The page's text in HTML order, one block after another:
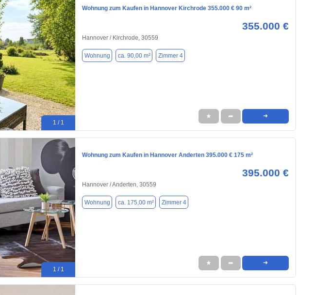
1 / 1
Wohnung zum Kaufen in Hannover Kirchrode 355.000 € 90 m²
355.000 €
Hannover / Kirchrode, 30559
Wohnung ca. 90,00 m² Zimmer 4
★ ➦ ➜
1 / 1
Wohnung zum Kaufen in Hannover Anderten 395.000 € 175 m²
395.000 €
Hannover / Anderten, 30559
Wohnung ca. 175,00 m² Zimmer 4
★ ➦ ➜